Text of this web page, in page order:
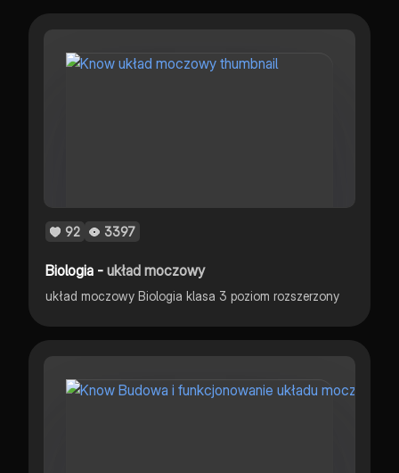
92 3397
Biologia -układ moczowy
układ moczowy Biologia klasa 3 poziom rozszerzony